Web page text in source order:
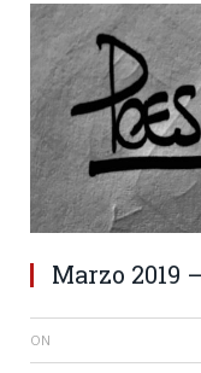
Marzo 2019
ON